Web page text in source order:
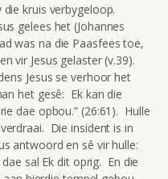
kruis verbygeloop.
gelees het (Johannes
was na die Paasfees toe,
vir Jesus gelaster (v.39).
Jesus se verhoor het
het gesê: Ek kan die
dae opbou.” (26:61). Hulle
Die insident is in
antwoord en sê vir hulle:
sal Ek dit oprig. En die